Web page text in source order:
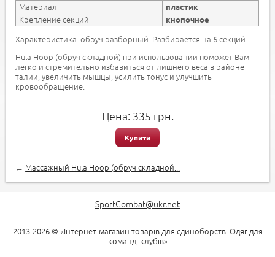
Материал пластик
Крепление секций кнопочное
Характеристика: обруч разборный. Разбирается на 6 секций.
Hula Hoop (обруч складной) при использовании поможет Вам
легко и стремительно избавиться от лишнего веса в районе
талии, увеличить мышцы, усилить тонус и улучшить
кровообращение.
Цена: 335 грн.
Купити
← Массажный Hula Hoop (обруч складной...
SportCombat@ukr.net
2013-2026 © «Інтернет-магазин товарів для єдиноборств. Одяг для
команд, клубів»